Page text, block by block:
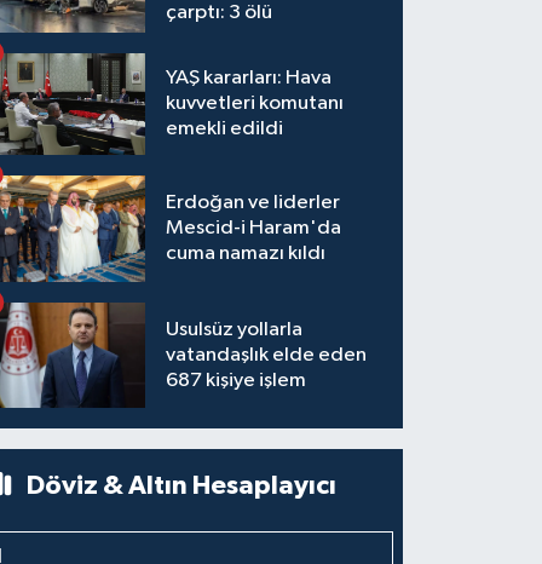
çarptı: 3 ölü
YAŞ kararları: Hava
kuvvetleri komutanı
emekli edildi
Erdoğan ve liderler
Mescid-i Haram'da
cuma namazı kıldı
Usulsüz yollarla
vatandaşlık elde eden
687 kişiye işlem
Döviz & Altın Hesaplayıcı